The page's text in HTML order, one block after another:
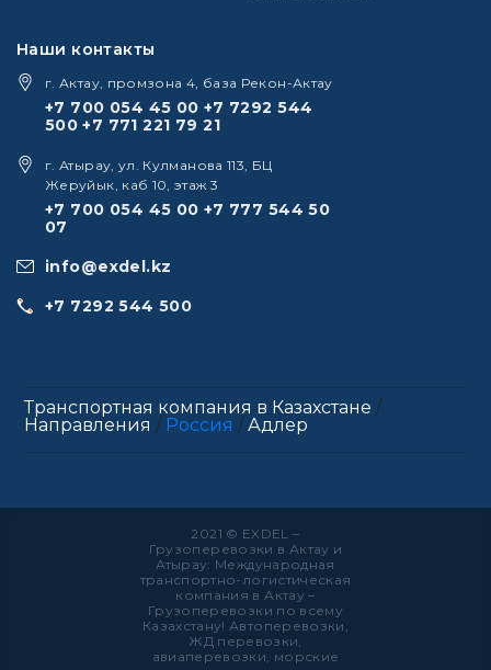
Наши контакты
г. Актау, промзона 4, база Рекон-Актау
+7 700 054 45 00 +7 7292 544
500 +7 771 221 79 21
г. Атырау, ул. Кулманова 113, БЦ
Жеруйык, каб 10, этаж 3
+7 700 054 45 00 +7 777 544 50
07
info@exdel.kz
+7 7292 544 500
Транспортная компания в Казахстане /
Направления / Россия /Адлер
2021 © EXDEL –
Грузоперевозки в Актау и
Атырау: Международная
транспортно-логистическая
компания в Актау –
Грузоперевозки по всему
Казахстану! Автоперевозки,
ЖД перевозки,
авиаперевозки, морские